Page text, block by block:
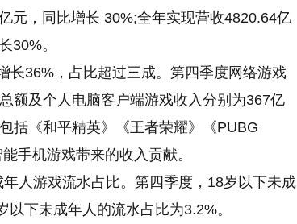
元，同比增长 30%;全年实现营收4820.64亿
30%。
长36%，占比超过三成。第四季度网络游戏
额及个人电脑客户端游戏收入分别为367亿
括《和平精英》《王者荣耀》《PUBG
手机游戏带来的收入贡献。
人游戏流水占比。第四季度，18岁以下未成
以下未成年人的流水占比为3.2%。